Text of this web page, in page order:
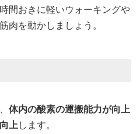
間おきに軽いウォーキングや
肉を動かしましょう。
体内の酸素の運搬能力が向上
上します。